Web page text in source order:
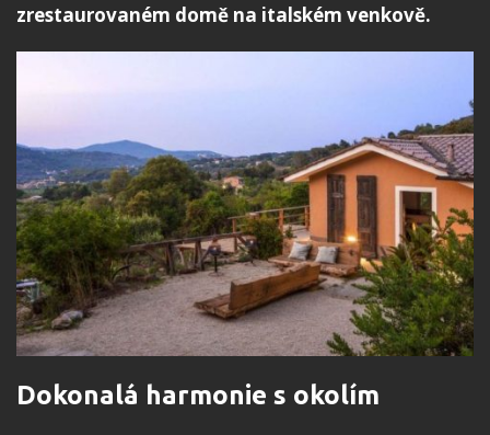
zrestaurovaném domě na italském venkově.
Dokonalá harmonie s okolím